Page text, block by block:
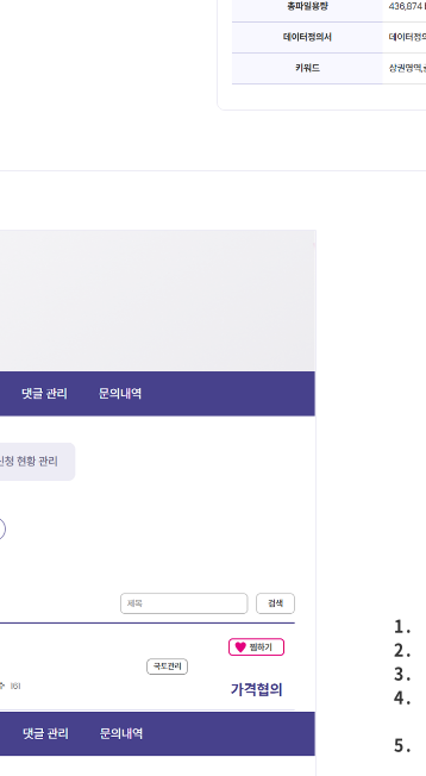
1 .
2 .
3 .
4 .
5 .